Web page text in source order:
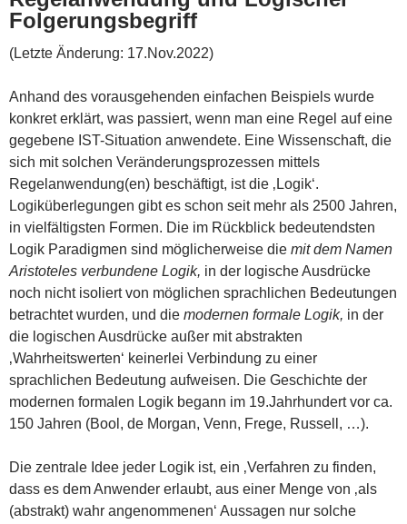
Folgerungsbegriff
(Letzte Änderung: 17.Nov.2022)
Anhand des vorausgehenden einfachen Beispiels wurde
konkret erklärt, was passiert, wenn man eine Regel auf eine
gegebene IST-Situation anwendete. Eine Wissenschaft, die
sich mit solchen Veränderungsprozessen mittels
Regelanwendung(en) beschäftigt, ist die ‚Logik‘.
Logiküberlegungen gibt es schon seit mehr als 2500 Jahren,
in vielfältigsten Formen. Die im Rückblick bedeutendsten
Logik Paradigmen sind möglicherweise die mit dem Namen
Aristoteles verbundene Logik, in der logische Ausdrücke
noch nicht isoliert von möglichen sprachlichen Bedeutungen
betrachtet wurden, und die modernen formale Logik, in der
die logischen Ausdrücke außer mit abstrakten
‚Wahrheitswerten‘ keinerlei Verbindung zu einer
sprachlichen Bedeutung aufweisen. Die Geschichte der
modernen formalen Logik begann im 19.Jahrhundert vor ca.
150 Jahren (Bool, de Morgan, Venn, Frege, Russell, …).
Die zentrale Idee jeder Logik ist, ein ‚Verfahren zu finden,
dass es dem Anwender erlaubt, aus einer Menge von ‚als
(abstrakt) wahr angenommenen‘ Aussagen nur solche